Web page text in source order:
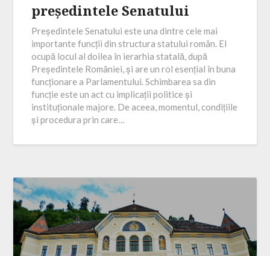
președintele Senatului
Președintele Senatului este una dintre cele mai
importante funcții din structura statului român. El
ocupă locul al doilea în ierarhia statală, după
Președintele României, și are un rol esențial în buna
funcționare a Parlamentului. Schimbarea sa din
funcție este un act cu implicații politice și
instituționale majore. De aceea, momentul, condițiile
și procedura prin care…